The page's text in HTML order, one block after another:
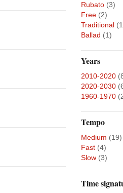
Rubato (3)
Free (2)
Traditional
Ballad (1)
Years
2010-2020
2020-2030
1960-1970
Tempo
Medium (19)
Fast (4)
Slow (3)
Time